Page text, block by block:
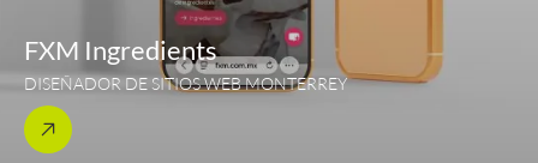
FXM Ingredients
DISEÑADOR DE SITIOS WEB MONTERREY